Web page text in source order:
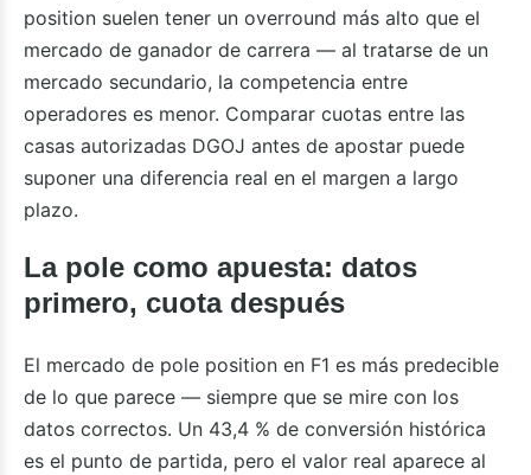
position suelen tener un overround más alto que el
mercado de ganador de carrera — al tratarse de un
mercado secundario, la competencia entre
operadores es menor. Comparar cuotas entre las
casas autorizadas DGOJ antes de apostar puede
suponer una diferencia real en el margen a largo
plazo.
La pole como apuesta: datos
primero, cuota después
El mercado de pole position en F1 es más predecible
de lo que parece — siempre que se mire con los
datos correctos. Un 43,4 % de conversión histórica
es el punto de partida, pero el valor real aparece al